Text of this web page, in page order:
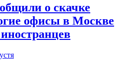
о скачке
офисы в Москве